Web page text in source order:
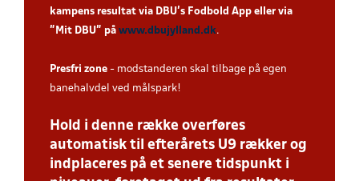
kampens resultat via DBU’s Fodbold App eller via
”Mit DBU” på www.dbujylland.dk.
Presfri zone - modstanderen skal tilbage på egen
banehalvdel ved målspark!
Hold i denne række overføres
automatisk til efterårets U9 rækker og
indplaceres på et senere tidspunkt i